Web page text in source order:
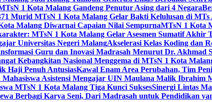
1 Kota Malang Gandeng Penutur Asing dari 4 Negara
Murid MTsN 1 Kota Malang Gelar Bakti Kelulusan di MTs
Malang Diwarnai Capaian Nilai SempurnaMTsN 1 Kota
MTsN 1 Kota Malang Gelar Asesmen Sumatif Akhir
Universitas Negeri MalangAkselerasi Kelas Koding dan
Guru dan Inovasi Madrasah Menurut Dr. Akhmad
Kebangkitan Nasional Menggema di MTsN 1 Kota
Haji Penuh AntusiasKawal Enam Area Perubahan, Tim
Mahasiswa Asistensi Mengajar UIN Maulana Malik
MTsN 1 Kota Malang Tiga Kunci SuksesSinergi Lintas
Berbagi Karya Seni, Dari Madrasah untuk Pendidikan